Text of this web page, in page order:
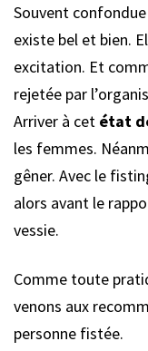
Souvent
existe bel et bien.
excitation. Et
rejetée par
Arriver à cet état
les femmes.
gêner. Avec le
alors avant le
vessie.
Comme toute
venons aux
personne fistée.